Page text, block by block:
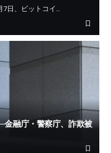
日、ビットコイ…
金融庁・警察庁、詐欺被